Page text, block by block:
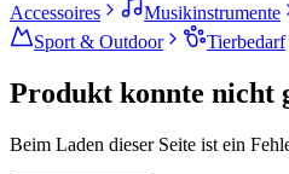
Accessoires
Musikinstrumente
Sport & Outdoor
Tierbedarf
Produkt konnte nicht
Beim Laden dieser Seite ist ein